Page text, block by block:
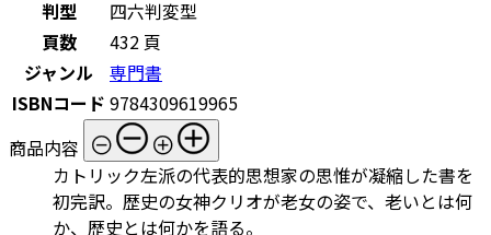
判型
四六判変型
頁数
432 頁
ジャンル
専門書
ISBNコード 9784309619965
商品内容
カトリック左派の代表的思想家の思惟が凝縮した書を
初完訳。歴史の女神クリオが老女の姿で、老いとは何
か、歴史とは何かを語る。